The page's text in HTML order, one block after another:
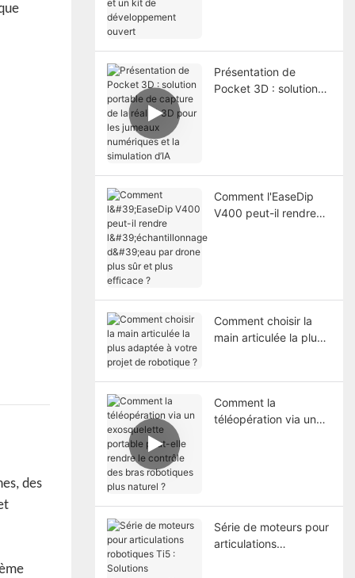
des
Présentation de
Pocket 3D : solution
Comment l'EaseDip
V400 peut-il rendre
Comment choisir la
main articulée la plus
Comment la
téléopération via un
Série de moteurs pour
articulations